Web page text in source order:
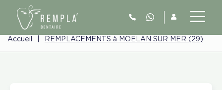
Accueil REMPLACEMENTS à MOELAN SUR MER (29)